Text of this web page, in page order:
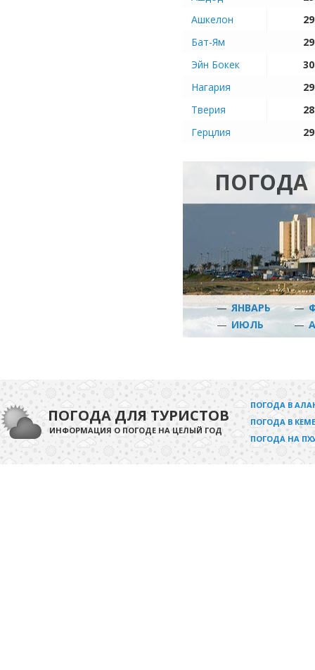
Ашкелон
Бат-Ям
Эйн Бокек
Нагария
Тверия
Герцлия
ПОГОДА
—ЯНВАРЬ —
— ИЮЛЬ —
ПОГОДА ДЛЯ ТУРИСТОВ
ИНФОРМАЦИЯ О ПОГОДЕ НА ЦЕЛЫЙ ГОД
ПОГОДА В
ПОГОДА В
ПОГОДА НА